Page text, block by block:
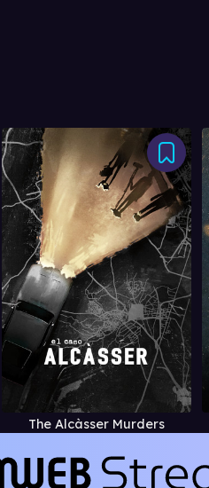
The Alcàsser Murders